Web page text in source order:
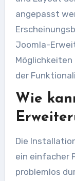
angepasst
Joomla-
Möglichkeiten
der
Wie
Die
ein einfacher
problemlos